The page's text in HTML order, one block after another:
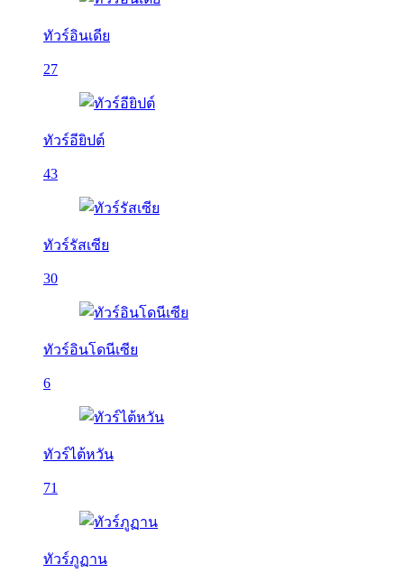
ทัวร์อินเดีย
27
ทัวร์อียิปต์
43
ทัวร์รัสเซีย
30
ทัวร์อินโดนีเซีย
6
ทัวร์ไต้หวัน
71
ทัวร์ภูฏาน